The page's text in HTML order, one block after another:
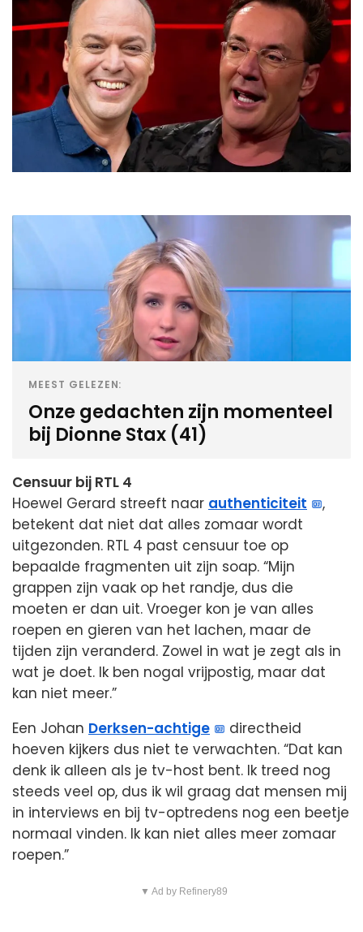
MEEST GELEZEN:
Onze gedachten zijn momenteel
bij Dionne Stax (41)
Censuur bij RTL 4
Hoewel Gerard streeft naar authenticiteit
,
betekent dat niet dat alles zomaar wordt
uitgezonden. RTL 4 past censuur toe op
bepaalde fragmenten uit zijn soap. “Mijn
grappen zijn vaak op het randje, dus die
moeten er dan uit. Vroeger kon je van alles
roepen en gieren van het lachen, maar de
tijden zijn veranderd. Zowel in wat je zegt als in
wat je doet. Ik ben nogal vrijpostig, maar dat
kan niet meer.”
Een Johan Derksen-achtige
directheid
hoeven kijkers dus niet te verwachten. “Dat kan
denk ik alleen als je tv-host bent. Ik treed nog
steeds veel op, dus ik wil graag dat mensen mij
in interviews en bij tv-optredens nog een beetje
normaal vinden. Ik kan niet alles meer zomaar
roepen.”
▼ Ad by Refinery89